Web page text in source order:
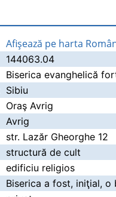
Afişează pe harta
144063.04
Biserica evanghelică
Sibiu
Oraş Avrig
Avrig
str. Lazăr Gheorghe 12
structură de cult
edificiu religios
Biserica a fost, iniţial,